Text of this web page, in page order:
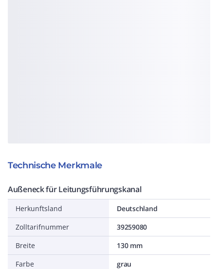
Technische Merkmale
Außeneck für Leitungsführungskanal
Herkunftsland
Deutschland
Zolltarifnummer
39259080
Breite
130 mm
Farbe
grau